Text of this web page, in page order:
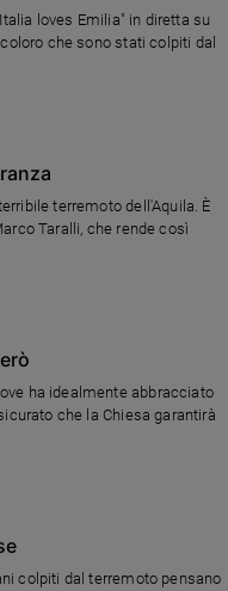
loves Emilia" in diretta su
che sono stati colpiti dal
terremoto dell'Aquila. È
Taralli, che rende così
ha idealmente abbracciato
che la Chiesa garantirà
colpiti dal terremoto pensano